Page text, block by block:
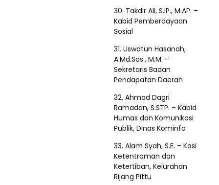
30. Takdir Ali, S.IP., M.AP. –
Kabid Pemberdayaan
Sosial
31. Uswatun Hasanah,
A.Md.Sos., M.M. –
Sekretaris Badan
Pendapatan Daerah
32. Ahmad Dagri
Ramadan, S.STP. – Kabid
Humas dan Komunikasi
Publik, Dinas Kominfo
33. Alam Syah, S.E. – Kasi
Ketentraman dan
Ketertiban, Kelurahan
Rijang Pittu